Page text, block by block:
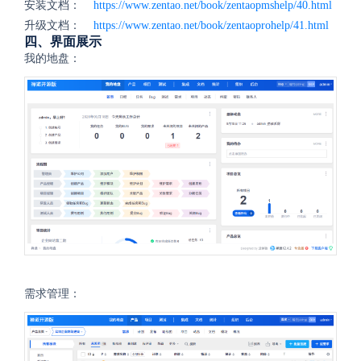
安装文档： https://www.zentao.net/book/zentaopmshelp/40.html
升级文档： https://www.zentao.net/book/zentaoprohelp/41.html
四、界面展示
我的地盘：
需求管理：